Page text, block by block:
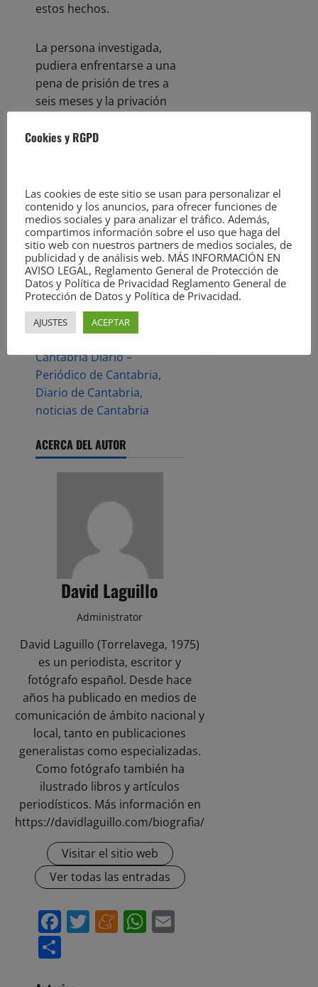
estos hechos.
La persona investigada,
pudiera enfrentarse a una
pena de prisión de tres a
seis meses y la privación
de uno a cuatro años, por
prisión de seis meses a dos
años y la privación de
permiso de conducción de
uno a seis años, por el
delito de conducción
temeraria.
.
Cantabria Diario –
Periódico de Cantabria,
Diario de Cantabria,
noticias de Cantabria
ACERCA DEL AUTOR
David Laguillo
Administrator
David Laguillo (Torrelavega, 1975)
es un periodista, escritor y
fotógrafo español. Desde hace
años ha publicado en medios de
comunicación de ámbito nacional y
local, tanto en publicaciones
generalistas como especializadas.
Como fotógrafo también ha
ilustrado libros y artículos
periodísticos. Más información en
https://davidlaguillo.com/biografia/
Visitar el sitio web
Ver todas las entradas
Facebook
Twitter
Meneame
WhatsApp
Cookies y RGPD
Las cookies de este sitio se usan para personalizar el
contenido y los anuncios, para ofrecer funciones de
medios sociales y para analizar el tráfico. Además,
compartimos información sobre el uso que haga del
sitio web con nuestros partners de medios sociales, de
publicidad y de análisis web. MÁS INFORMACIÓN EN
AVISO LEGAL, Reglamento General de Protección de
Datos y Política de Privacidad Reglamento General de
Protección de Datos y Política de Privacidad.
AJUSTES ACEPTAR